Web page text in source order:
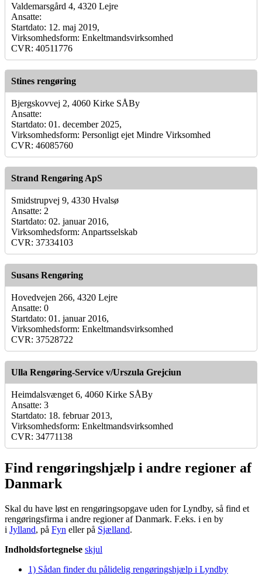
Valdemarsgård 4, 4320 Lejre
Ansatte:
Startdato: 12. maj 2019,
Virksomhedsform: Enkeltmandsvirksomhed
CVR: 40511776
Stines rengøring
Bjergskovvej 2, 4060 Kirke SÅBy
Ansatte:
Startdato: 01. december 2025,
Virksomhedsform: Personligt ejet Mindre Virksomhed
CVR: 46085760
Strand Rengøring ApS
Smidstrupvej 9, 4330 Hvalsø
Ansatte: 2
Startdato: 02. januar 2016,
Virksomhedsform: Anpartsselskab
CVR: 37334103
Susans Rengøring
Hovedvejen 266, 4320 Lejre
Ansatte: 0
Startdato: 01. januar 2016,
Virksomhedsform: Enkeltmandsvirksomhed
CVR: 37528722
Ulla Rengøring-Service v/Urszula Grejciun
Heimdalsvænget 6, 4060 Kirke SÅBy
Ansatte: 3
Startdato: 18. februar 2013,
Virksomhedsform: Enkeltmandsvirksomhed
CVR: 34771138
Find rengøringshjælp i andre regioner af
Danmark
Skal du have løst en rengøringsopgave uden for Lyndby, så find et
rengøringsfirma i andre regioner af Danmark. F.eks. i en by
i Jylland, på Fyn eller på Sjælland.
Indholdsfortegnelse skjul
1) Sådan finder du pålidelig rengøringshjælp i Lyndby